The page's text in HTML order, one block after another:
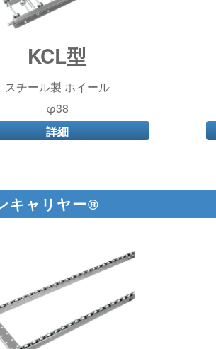
KCL型
スチール製 ホイール
φ38
詳細
キャリヤー®